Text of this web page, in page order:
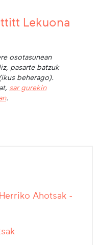
Lekuona
osotasunean
pasarte batzuk
beherago).
sar gurekin
.
Ahotsak -